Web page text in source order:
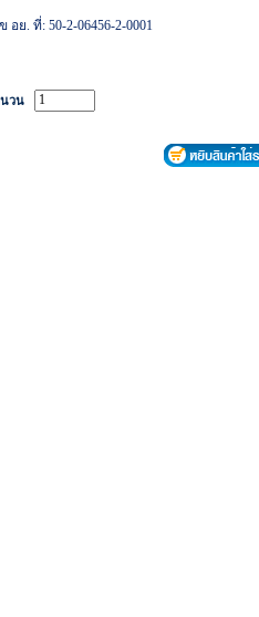
อย. ที่: 50-2-06456-2-0001
วน